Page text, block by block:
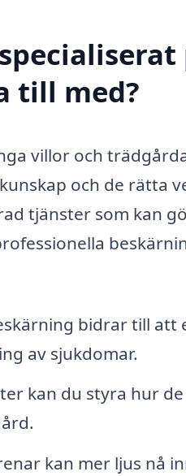
till med?
villor och
och de rätta
tjänster som kan
bidrar till att
av sjukdomar.
kan du styra hur
kan mer ljus nå